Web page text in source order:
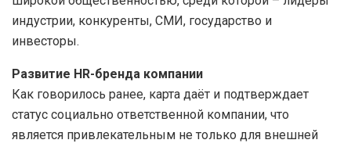
индустрии, конкуренты, СМИ, государство и
инвесторы.
Развитие HR-бренда компании
Как говорилось ранее, карта даёт и подтверждает
статус социально ответственной компании, что
является привлекательным не только для внешней